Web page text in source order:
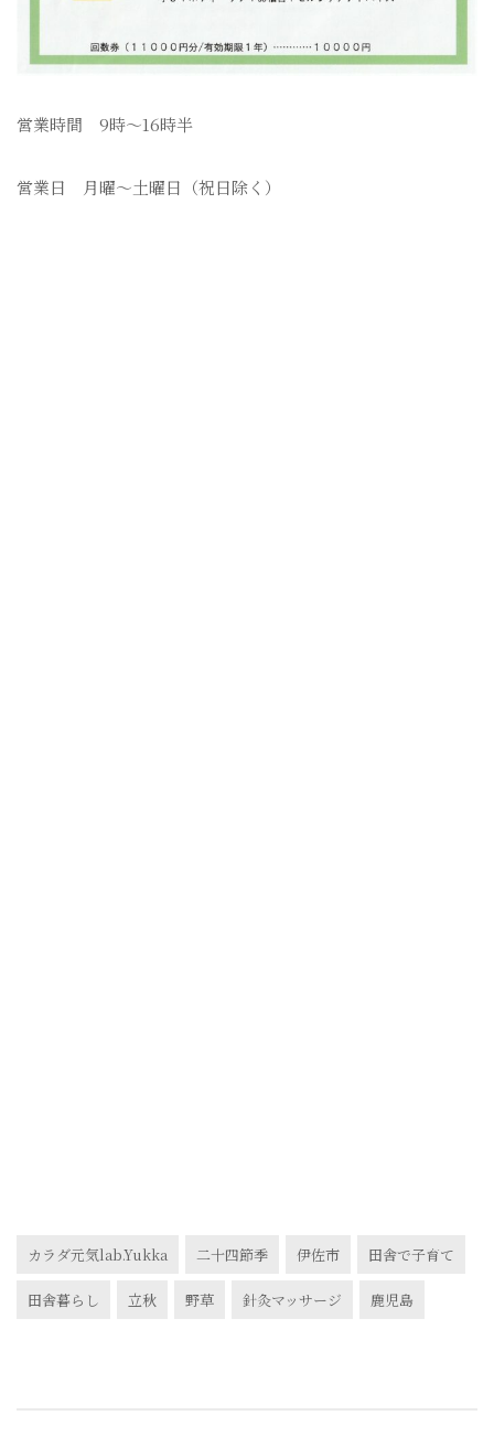
営業時間 9時〜16時半
営業日 月曜〜土曜日（祝日除く）
カラダ元気lab.Yukka 二十四節季 伊佐市 田舎で子育て
田舎暮らし 立秋 野草 針灸マッサージ 鹿児島